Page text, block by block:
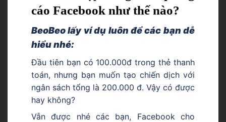
cáo Facebook như thế nào?
BeoBeo lấy ví dụ luôn để các bạn dễ
hiểu nhé:
Đầu tiên bạn có 100.000đ trong thẻ thanh
toán, nhưng bạn muốn tạo chiến dịch với
ngân sách tổng là 200.000 đ. Vậy có được
hay không?
Vẫn được nhé các bạn, Facebook cho